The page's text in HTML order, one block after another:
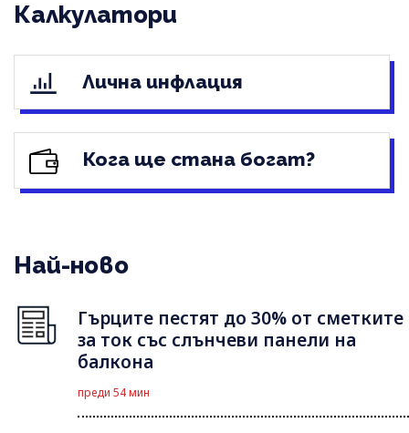
Калкулатори
Лична инфлация
Кога ще стана богат?
Най-ново
Гърците пестят до 30% от сметките
за ток със слънчеви панели на
балкона
преди 54 мин